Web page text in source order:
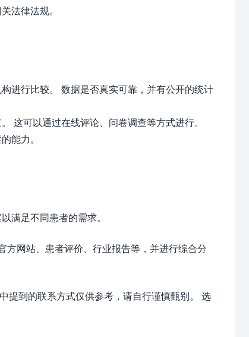
法律法规。
进行比较。 数据是否真实可靠，并有公开的统计
这可以通过在线评论、问卷调查等方式进行。
能力。
满足不同患者的需求。
方网站、患者评价、行业报告等，并进行综合分
提到的联系方式仅供参考，请自行谨慎甄别。 选